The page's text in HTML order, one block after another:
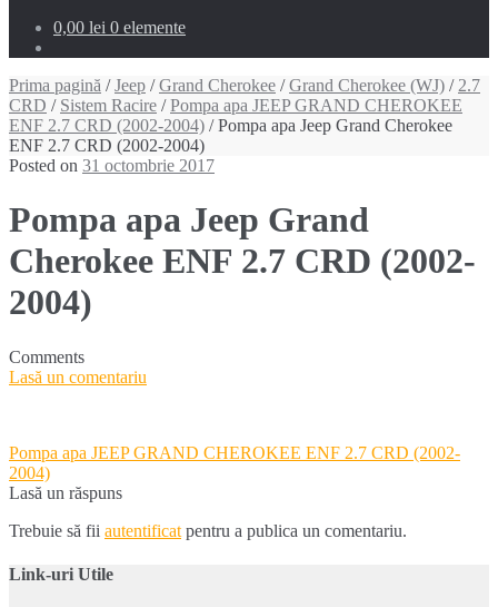
0,00 lei 0 elemente
Prima pagină /Jeep /Grand Cherokee /Grand Cherokee (WJ) / 2.7
CRD / Sistem Racire /Pompa apa JEEP GRAND CHEROKEE
ENF 2.7 CRD (2002-2004) / Pompa apa Jeep Grand Cherokee
ENF 2.7 CRD (2002-2004)
Posted on 31 octombrie 2017
Pompa apa Jeep Grand
Cherokee ENF 2.7 CRD (2002-
2004)
Comments
Lasă un comentariu
Navigare
în
articole
Pompa apa JEEP GRAND CHEROKEE ENF 2.7 CRD (2002-
2004)
Lasă un răspuns
Trebuie să fii autentificat pentru a publica un comentariu.
Link-uri Utile